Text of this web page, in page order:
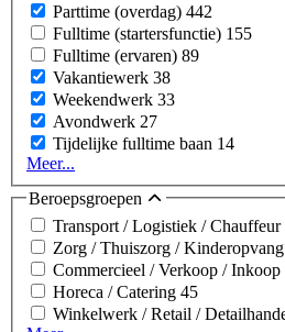
Parttime (overdag) 442
Fulltime (startersfunctie) 155
Fulltime (ervaren) 89
Vakantiewerk 38
Weekendwerk 33
Avondwerk 27
Tijdelijke fulltime baan 14
Meer...
Beroepsgroepen
Transport / Logistiek /
Zorg / Thuiszorg / Kinderopvang
Commercieel / Verkoop / Inkoop
Horeca / Catering 45
Winkelwerk / Retail /